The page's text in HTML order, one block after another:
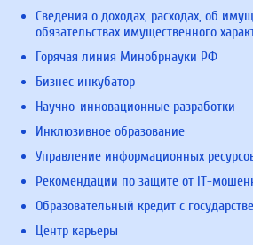
Сведения о доходах, расходах, об
обязательствах имущественного
Горячая линия Минобрнауки РФ
Бизнес инкубатор
Научно-инновационные разработки
Инклюзивное образование
Управление информационных
Рекомендации по защите от IT-
Образовательный кредит с
Центр карьеры